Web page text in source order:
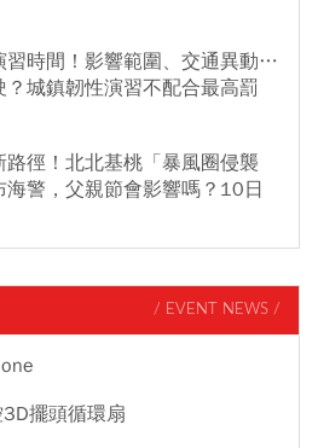
習時間！影響範圍、交通異動…
城鎮韌性演習不配合最高罰
徑！北北基桃「暴風圈侵襲
警，父親節會影響嗎？10日
/ EVENT NEWS /
擺頭循環扇